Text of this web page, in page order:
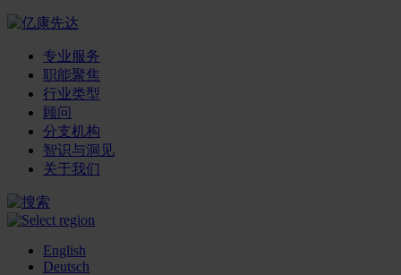
专业服务
职能聚焦
行业类型
顾问
分支机构
智识与洞见
关于我们
English
Deutsch